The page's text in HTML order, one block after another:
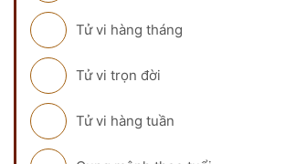
Tử vi hàng tháng
Tử vi trọn đời
Tử vi hàng tuần